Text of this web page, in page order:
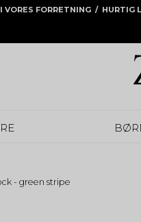
FORRETNING / HURTIG
- green stripe